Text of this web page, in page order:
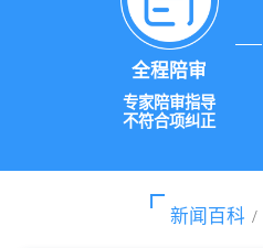
全程陪审
专家陪审指导
不符合项纠正
新闻百科 /